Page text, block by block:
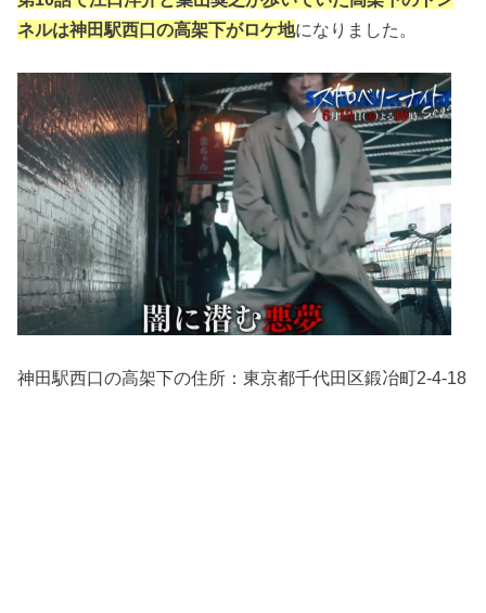
ネルは神田駅西口の高架下がロケ地になりました。
神田駅西口の高架下の住所：東京都千代田区鍛冶町2-4-18